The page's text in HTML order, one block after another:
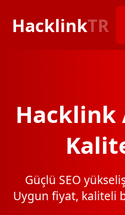
HacklinkTR
Hacklink
Güçlü SEO
Uygun fiyat, kaliteli